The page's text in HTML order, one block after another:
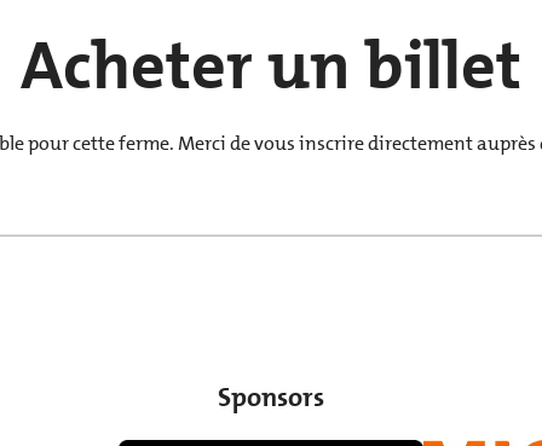
Acheter un billet
pour cette ferme. Merci de vous inscrire directement auprès
Sponsors